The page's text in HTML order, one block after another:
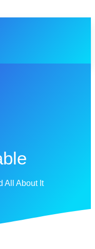
All About It